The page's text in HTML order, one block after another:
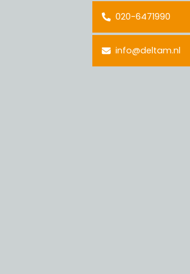
020-6471990
info@deltam.nl